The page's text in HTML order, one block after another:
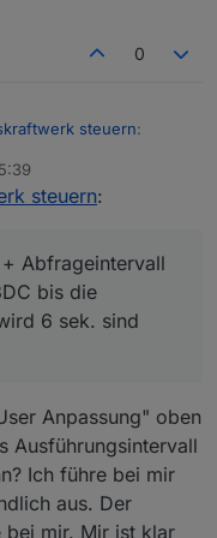
0
steuern:
um
Abfrageintervall Script
die Regelung wieder
12 sek. im
steuern:
Abfrageintervall
bis die
6 sek. sind
Anpassung" oben
Ausführungsintervall
Ich führe bei mir
aus. Der
bei mir. Mir ist klar